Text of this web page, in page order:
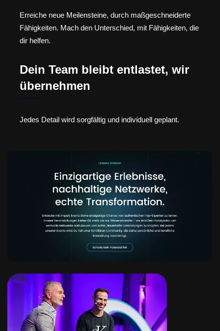
Erreiche neue Meilensteine, durch maßgeschneiderte
Fähigkeiten. Mach den Unterschied, mit Fähigkeiten, die
dir helfen.
Dein Team bleibt entlastet, wir
übernehmen
Jedes Detail wird sorgfältig und individuell geplant.